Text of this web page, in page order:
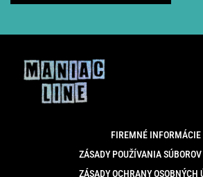
FIREMNÉ INFORMÁCIE
ZÁSADY POUŽÍVANIA
ZÁSADY OCHRANY OSOBNÝCH